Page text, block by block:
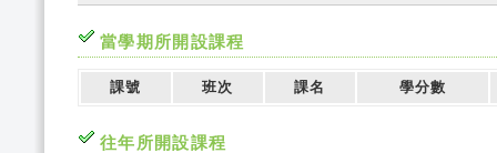
當學期所開設課程
課號 班次 課名 學分數
往年所開設課程